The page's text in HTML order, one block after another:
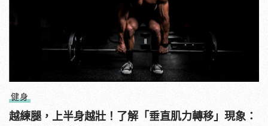
健身
越練腿，上半身越壯！了解「垂直肌力轉移」現象：